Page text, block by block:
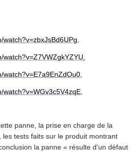
watch?v=zbxJsBd6UPg,
watch?v=Z7VWZgkYZYU
watch?v=E7a9EnZdOu0,
watch?v=WGv3c5V4zqE,
panne, la prise en charge de la
tests faits sur le produit montrant
la panne « résulte d'un défaut